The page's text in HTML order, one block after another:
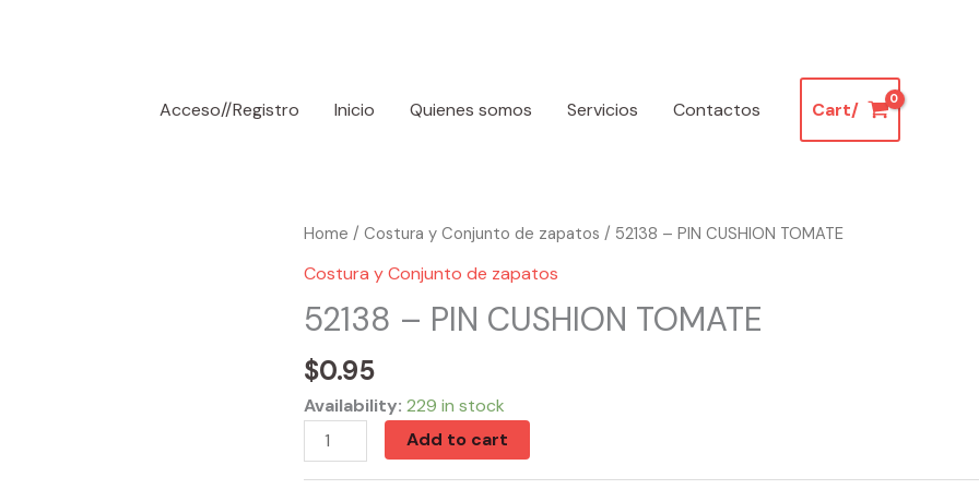
Acceso//Registro
Inicio Quienes somos Servicios Contactos Cart/
Home / Costura y Conjunto de zapatos / 52138 – PIN CUSHION TOMATE
Costura y Conjunto de zapatos
52138 – PIN CUSHION TOMATE
$0.95
Availability: 229 in stock
52138
-
CUSHION
quantity
Add to cart